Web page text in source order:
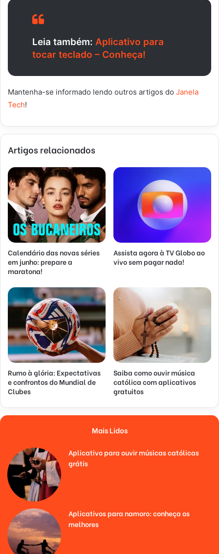
Leia também: Aplicativo para
tocar teclado – Conheça!
Mantenha-se informado lendo outros artigos do Janela
Tech!
Artigos relacionados
Calendário das novas séries
em junho: prepare a
maratona!
Assista agora à TV Globo ao
vivo sem pagar nada!
Rumo à glória: Expectativas
e confrontos do Mundial de
Clubes
Saiba como ouvir música
católica com aplicativos
gratuitos
Mais Lidos
Aplicativo para ouvir músicas católicas
grátis
Aplicativos para namoro: conheça os
melhores